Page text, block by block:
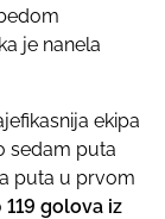
je nanela
ekipa
sedam puta
puta u prvom
119 golova iz